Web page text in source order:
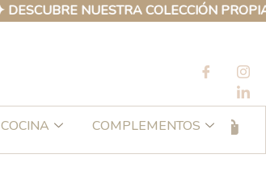
NUESTRA COLECCIÓN PROPIA DE
COCINA
COMPLEMENTOS